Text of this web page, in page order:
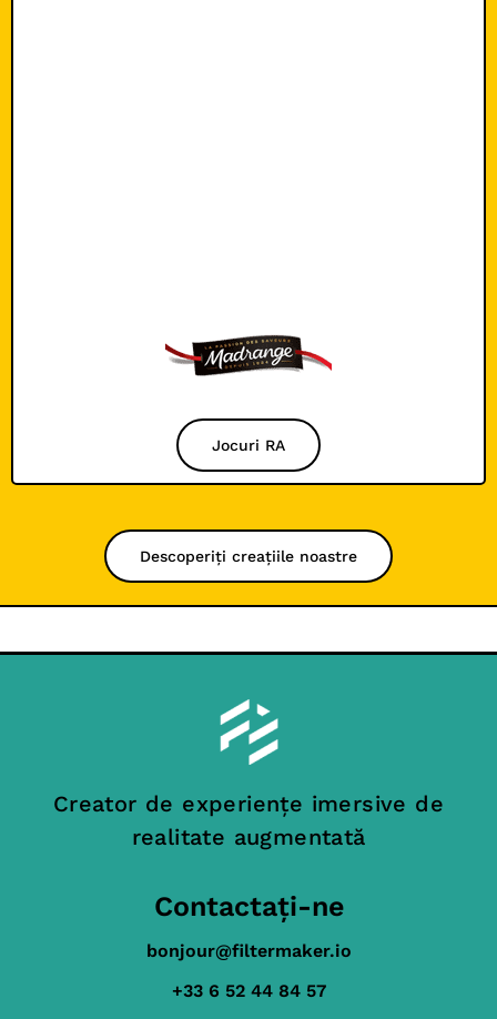
Jocuri RA
Descoperiți creațiile noastre
Creator de experiențe imersive de
realitate augmentată
Contactați-ne
bonjour@filtermaker.io
+33 6 52 44 84 57